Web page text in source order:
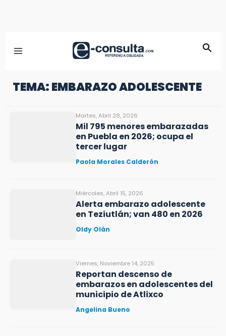
TEMA: EMBARAZO ADOLESCENTE
Martes, Abril 28, 2026
Mil 795 menores embarazadas
en Puebla en 2026; ocupa el
tercer lugar
Paola Morales Calderón
Miércoles, Abril 15, 2026
Alerta embarazo adolescente
en Teziutlán; van 480 en 2026
Oldy Olán
Viernes, Noviembre 14, 2025
Reportan descenso de
embarazos en adolescentes del
municipio de Atlixco
Angelina Bueno